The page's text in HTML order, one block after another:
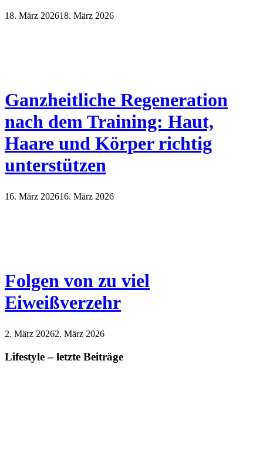
18. März 202618. März 2026
Ganzheitliche Regeneration
nach dem Training: Haut,
Haare und Körper richtig
unterstützen
16. März 202616. März 2026
Folgen von zu viel
Eiweißverzehr
2. März 20262. März 2026
Lifestyle – letzte Beiträge